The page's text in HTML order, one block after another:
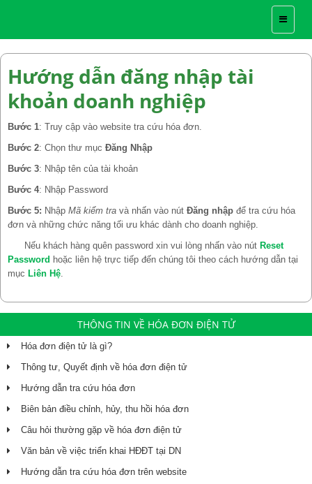
Toggle
Hướng dẫn đăng nhập tài
khoản doanh nghiệp
Bước 1: Truy cập vào website tra cứu hóa đơn.
Bước 2: Chọn thư mục Đăng Nhập
Bước 3: Nhập tên của tài khoản
Bước 4: Nhập Password
Bước 5: Nhập Mã kiểm tra và nhấn vào nút Đăng nhập để tra cứu hóa
đơn và những chức năng tối ưu khác dành cho doanh nghiệp.
Nếu khách hàng quên password xin vui lòng nhấn vào nút Reset
Password hoặc liên hệ trực tiếp đến chúng tôi theo cách hướng dẫn tại
mục Liên Hệ.
THÔNG TIN VỀ HÓA ĐƠN ĐIỆN TỬ
Hóa đơn điện tử là gì?
Thông tư, Quyết định về hóa đơn điện tử
Hướng dẫn tra cứu hóa đơn
Biên bản điều chỉnh, hủy, thu hồi hóa đơn
Câu hỏi thường gặp về hóa đơn điện tử
Văn bản về việc triển khai HĐĐT tại DN
Hướng dẫn tra cứu hóa đơn trên website